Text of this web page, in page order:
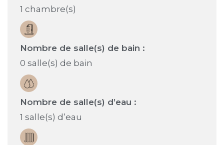
1 chambre(s)
Nombre de salle(s) de bain :
0 salle(s) de bain
Nombre de salle(s) d’eau :
1 salle(s) d’eau